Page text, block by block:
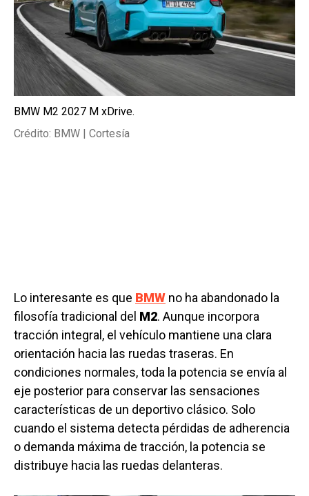
BMW M2 2027 M xDrive.
Crédito: BMW | Cortesía
Lo interesante es que BMW no ha abandonado la
filosofía tradicional del M2. Aunque incorpora
tracción integral, el vehículo mantiene una clara
orientación hacia las ruedas traseras. En
condiciones normales, toda la potencia se envía al
eje posterior para conservar las sensaciones
características de un deportivo clásico. Solo
cuando el sistema detecta pérdidas de adherencia
o demanda máxima de tracción, la potencia se
distribuye hacia las ruedas delanteras.